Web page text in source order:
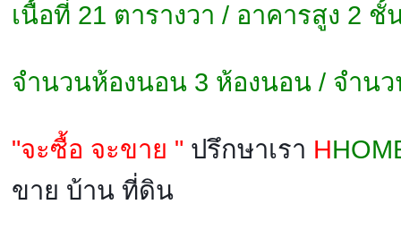
เนื้อที่ 21 ตารางวา / อาคารสูง 2
จำนวนห้องนอน 3 ห้องนอน / จำน
"จะซื้อ จะขาย " ปรึกษาเรา H
ขาย บ้าน ที่ดิน